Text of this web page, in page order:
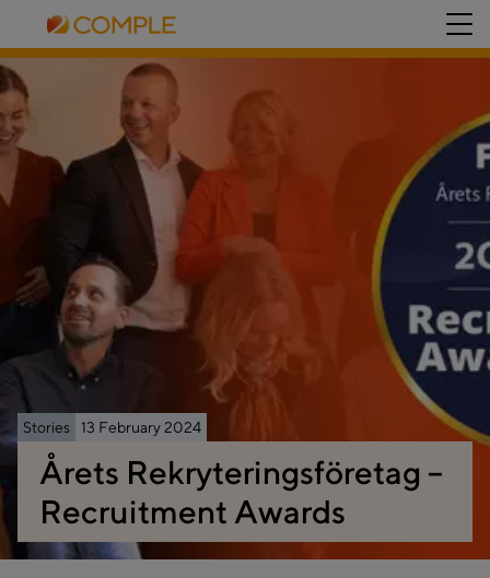
Stories 13 February 2024
Årets Rekryteringsföretag –
Recruitment Awards